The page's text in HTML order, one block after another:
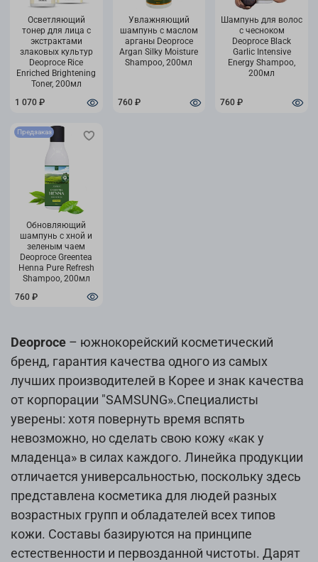
Осветляющий
тонер для лица с
экстрактами
злаковых культур
Deoproce Rice
Enriched Brightening
Toner, 200мл
1 070 ₽
Увлажняющий
шампунь с маслом
арганы Deoproce
Argan Silky Moisture
Shampoo, 200мл
760 ₽
Шампунь для волос
с чесноком
Deoproce Black
Garlic Intensive
Energy Shampoo,
200мл
760 ₽
Предзаказ
Обновляющий
шампунь с хной и
зеленым чаем
Deoproce Greentea
Henna Pure Refresh
Shampoo, 200мл
760 ₽
Deoproce – южнокорейский косметический
бренд, гарантия качества одного из самых
лучших производителей в Корее и знак качества
от корпорации "SAMSUNG».Специалисты
уверены: хотя повернуть время вспять
невозможно, но сделать свою кожу «как у
младенца» в силах каждого. Линейка продукции
отличается универсальностью, поскольку здесь
представлена косметика для людей разных
возрастных групп и обладателей всех типов
кожи. Составы базируются на принципе
естественности и первозданной чистоты. Дарят